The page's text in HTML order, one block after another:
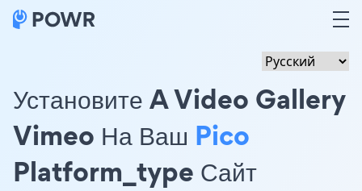
Установите A Video Gallery
Vimeo На Ваш Pico
Platform_type Сайт